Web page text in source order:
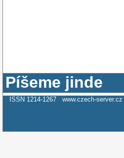
Píšeme jinde
ISSN 1214-1267 www.czech-server.cz